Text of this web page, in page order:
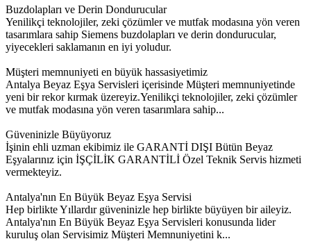
Buzdolapları ve Derin Dondurucular
Yenilikçi teknolojiler, zeki çözümler ve mutfak modasına yön veren
tasarımlara sahip Siemens buzdolapları ve derin dondurucular,
yiyecekleri saklamanın en iyi yoludur.
Müşteri memnuniyeti en büyük hassasiyetimiz
Antalya Beyaz Eşya Servisleri içerisinde Müşteri memnuniyetinde
yeni bir rekor kırmak üzereyiz.Yenilikçi teknolojiler, zeki çözümler
ve mutfak modasına yön veren tasarımlara sahip...
Güveninizle Büyüyoruz
İşinin ehli uzman ekibimiz ile GARANTİ DIŞI Bütün Beyaz
Eşyalarınız için İŞÇİLİK GARANTİLİ Özel Teknik Servis hizmeti
vermekteyiz.
Antalya'nın En Büyük Beyaz Eşya Servisi
Hep birlikte Yıllardır güveninizle hep birlikte büyüyen bir aileyiz.
Antalya'nın En Büyük Beyaz Eşya Servisleri konusunda lider
kuruluş olan Servisimiz Müşteri Memnuniyetini k...